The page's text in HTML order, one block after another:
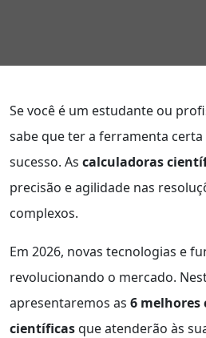
Se você é um estudante ou
sabe que ter a ferramenta certa
sucesso. As calculadoras
precisão e agilidade nas
complexos.
Em 2026, novas tecnologias e
revolucionando o mercado.
apresentaremos as 6 melhores
científicasque atenderão às